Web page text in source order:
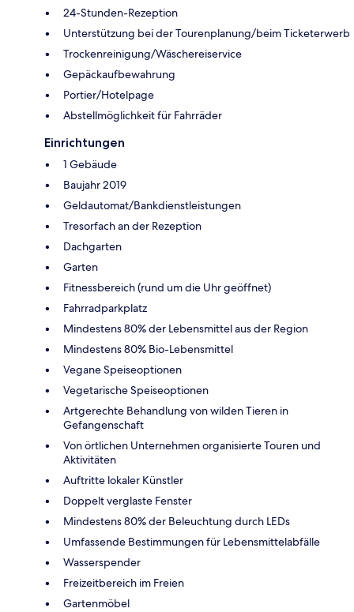
24-Stunden-Rezeption
Unterstützung bei der Tourenplanung/beim Ticketerwerb
Trockenreinigung/Wäschereiservice
Gepäckaufbewahrung
Portier/Hotelpage
Abstellmöglichkeit für Fahrräder
Einrichtungen
1 Gebäude
Baujahr 2019
Geldautomat/Bankdienstleistungen
Tresorfach an der Rezeption
Dachgarten
Garten
Fitnessbereich (rund um die Uhr geöffnet)
Fahrradparkplatz
Mindestens 80% der Lebensmittel aus der Region
Mindestens 80% Bio-Lebensmittel
Vegane Speiseoptionen
Vegetarische Speiseoptionen
Artgerechte Behandlung von wilden Tieren in
Gefangenschaft
Von örtlichen Unternehmen organisierte Touren und
Aktivitäten
Auftritte lokaler Künstler
Doppelt verglaste Fenster
Mindestens 80% der Beleuchtung durch LEDs
Umfassende Bestimmungen für Lebensmittelabfälle
Wasserspender
Freizeitbereich im Freien
Gartenmöbel